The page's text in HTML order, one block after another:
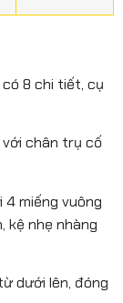
8 chi tiết, cụ
chân trụ cố
4 miếng vuông
kệ nhẹ nhàng
dưới lên, đóng